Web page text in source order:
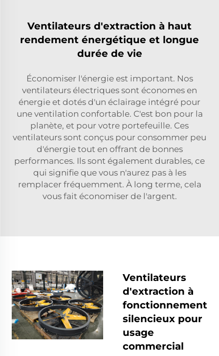
Ventilateurs d'extraction à haut
rendement énergétique et longue
durée de vie
Économiser l'énergie est important. Nos
ventilateurs électriques sont économes en
énergie et dotés d'un éclairage intégré pour
une ventilation confortable. C'est bon pour la
planète, et pour votre portefeuille. Ces
ventilateurs sont conçus pour consommer peu
d'énergie tout en offrant de bonnes
performances. Ils sont également durables, ce
qui signifie que vous n'aurez pas à les
remplacer fréquemment. À long terme, cela
vous fait économiser de l'argent.
Ventilateurs
d'extraction à
fonctionnement
silencieux pour
usage
commercial